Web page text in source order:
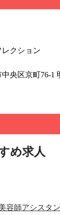
クション
央区京町76-1
め求人
容師アシスタ